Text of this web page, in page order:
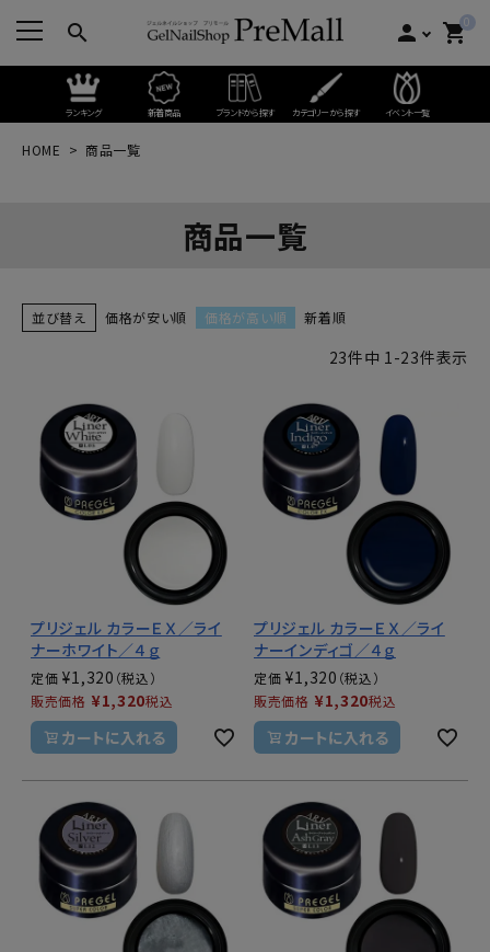
search person 0
shopping_cart
ランキング 新着商品 ブランドから探す カテゴリーから探す イベント一覧
HOME 商品一覧
商品一覧
並び替え 価格が安い順 価格が高い順 新着順
23件中 1-23件表示
プリジェル カラーＥＸ／ライ
ナーホワイト／４ｇ
定価 ¥1,320
販売価格 ¥1,320税込
カートに入れる
プリジェル カラーＥＸ／ライ
ナーインディゴ／４ｇ
定価 ¥1,320
販売価格 ¥1,320税込
カートに入れる